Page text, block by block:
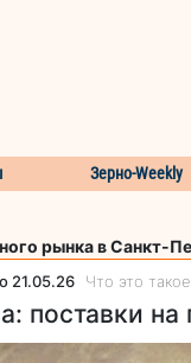
Зерно-Weekly
рынка в Санкт-
21.05.26 Что это
поставки на